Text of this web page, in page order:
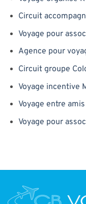
Circuit
Voyage pour
Agence pour
Circuit groupe
Voyage incentive
Voyage entre
Voyage pour